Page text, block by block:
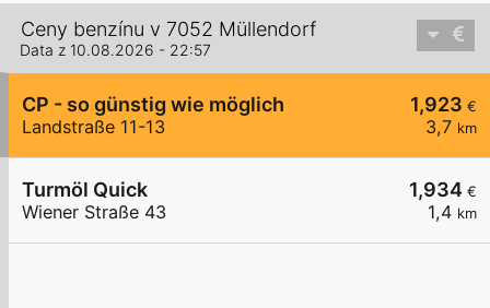
Ceny benzínu v 7052 Müllendorf
Data z 10.08.2026 - 22:57
1,923 €
3,7 km
CP - so günstig wie möglich
Landstraße 11-13
1,934 €
1,4 km
Turmöl Quick
Wiener Straße 43